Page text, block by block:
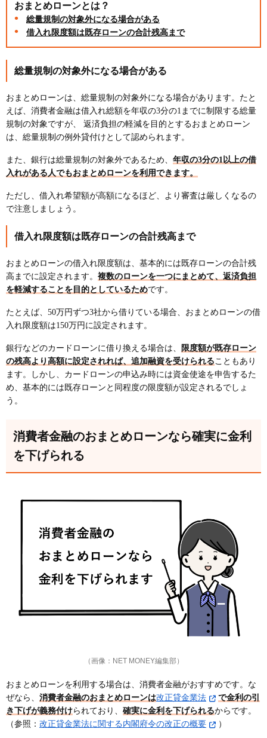
ろうきん（労働金庫）フリーローンは上限金利が年
7.0％台と低い！金利引下げ制度もある
日！ 安心の固定金利
横浜銀行カードローンは最短即日で審査が分かる！
1,000万円まで借入れ可能
千葉銀行のカードローンは最低金利が業界最安水
準！
静岡銀行のフリーローンは年収や職業に関係なく全
国から申込みできる
込み可能！返済期間は最長15年
オリックス銀行おまとめローンはWeb完結で低金
他社解約が必要な場合がある
借入れをまとめる以外の用途では使えない
最終的な総返済額が増える可能性がある
ためのコツ6つ
収入証明書を提出する
同時に複数のおまとめローンに申し込むことを避け
て1社に絞る
申込み条件に自分が該当するか確認する
在籍確認が取れるようにしておく
現在借入している金融機関に相談する
おまとめローンを利用すると、クレジットカードは
審査に通りやすいおまとめローンはある？
どこのおまとめローンも審査が通らない場合、どう
おまとめローンはどんな借入れでも一括でまとめら
審査が甘いクレジットカードはありますか？
必ず審査が通る・審査なしのクレジットカードはあ
おまとめローンとは？
総量規制の対象外になる場合がある
借入れ限度額は既存ローンの合計残高まで
総量規制の対象外になる場合がある
おまとめローンは、総量規制の対象外になる場合があります。たと
えば、消費者金融は借入れ総額を年収の3分の1までに制限する総量
規制の対象ですが、 返済負担の軽減を目的とするおまとめローン
は、総量規制の例外貸付けとして認められます。
また、銀行は総量規制の対象外であるため、 年収の3分の1以上の借
入れがある人でもおまとめローンを利用できます。
ただし、借入れ希望額が高額になるほど、より審査は厳しくなるの
で注意しましょう。
借入れ限度額は既存ローンの合計残高まで
おまとめローンの借入れ限度額は、基本的には既存ローンの合計残
高までに設定されます。 複数のローンを一つにまとめて、返済負担
を軽減することを目的としているためです。
たとえば、50万円ずつ3社から借りている場合、おまとめローンの借
入れ限度額は150万円に設定されます。
銀行などのカードローンに借り換える場合は、
限度額が既存ローン
の残高より高額に設定されれば、追加融資を受けられることもあり
ます。しかし、カードローンの申込み時には資金使途を申告するた
め、基本的には既存ローンと同程度の限度額が設定されるでしょ
う。
消費者金融のおまとめローンなら確実に金利
を下げられる
（画像：NET MONEY編集部）
おまとめローンを利用する場合は、消費者金融がおすすめです。な
ぜなら、 消費者金融のおまとめローンは改正貸金業法
で金利の引
き下げが義務付けられており、 確実に金利を下げられるからです。
（参照： 改正貸金業法に関する内閣府令の改正の概要 ）